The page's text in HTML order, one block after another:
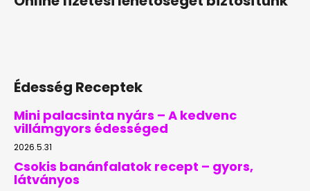
Édesség Receptek
Mini palacsinta nyárs – A kedvenc
villámgyors édességed
2026.5.31
Csokis banánfalatok recept – gyors,
látványos